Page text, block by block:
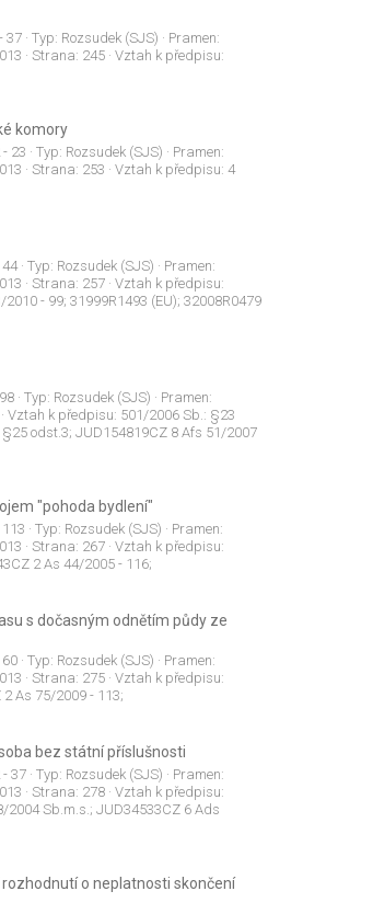
37· Typ: Rozsudek (SJS) · Pramen:
· Strana: 245· Vztah k předpisu:
komory
23 · Typ: Rozsudek (SJS) · Pramen:
· Strana: 253 · Vztah k předpisu: 4
· Typ: Rozsudek (SJS) · Pramen:
· Strana: 257· Vztah k předpisu:
- 99; 31999R1493 (EU); 32008R0479
· Typ: Rozsudek (SJS) · Pramen:
Vztah k předpisu: 501/2006 Sb.: §23
odst.3; JUD154819CZ 8 Afs 51/2007
"pohoda bydlení"
· Typ: Rozsudek (SJS) · Pramen:
· Strana: 267· Vztah k předpisu:
2 As 44/2005 - 116;
s dočasným odnětím půdy ze
· Typ: Rozsudek (SJS) · Pramen:
· Strana: 275· Vztah k předpisu:
As 75/2009 - 113;
bez státní příslušnosti
37· Typ: Rozsudek (SJS) · Pramen:
· Strana: 278· Vztah k předpisu:
2004 Sb.m.s.; JUD34533CZ 6 Ads
o neplatnosti skončení